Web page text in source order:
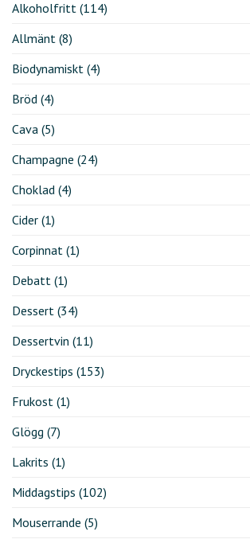
Alkoholfritt (114)
Allmänt (8)
Biodynamiskt (4)
Bröd (4)
Cava (5)
Champagne (24)
Choklad (4)
Cider (1)
Corpinnat (1)
Debatt (1)
Dessert (34)
Dessertvin (11)
Dryckestips (153)
Frukost (1)
Glögg (7)
Lakrits (1)
Middagstips (102)
Mouserrande (5)